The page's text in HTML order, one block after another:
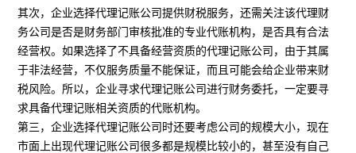
其次，企业选择代理记账公司提供财税服务，还需关注该代理财
务公司是否是财务部门审核批准的专业代账机构，是否具有合法
经营权。如果选择了不具备经营资质的代理记账公司，由于其属
于非法经营，不仅服务质量不能保证，而且可能会给企业带来财
税风险。所以，企业寻求代理记账公司进行财务委托，一定要寻
求具备代理记账相关资质的代账机构。
第三，企业选择代理记账公司时还要考虑公司的规模大小，现在
市面上出现代理记账公司很多都是规模比较小的，甚至没有自己